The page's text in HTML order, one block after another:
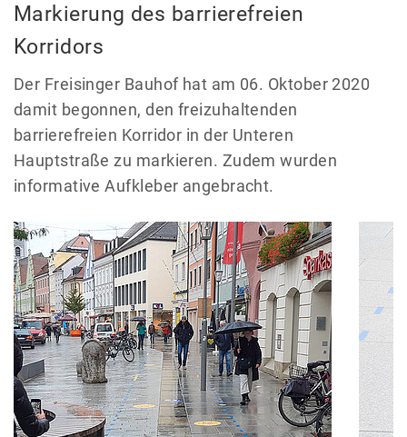
Markierung des barrierefreien
Korridors
Der Freisinger Bauhof hat am 06. Oktober 2020
damit begonnen, den freizuhaltenden
barrierefreien Korridor in der Unteren
Hauptstraße zu markieren. Zudem wurden
informative Aufkleber angebracht.